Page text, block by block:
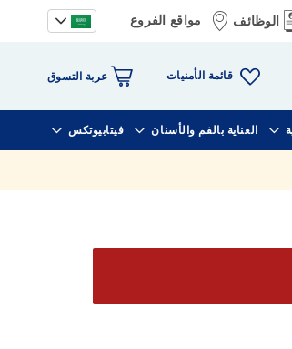
الوظائف مواقع الفروع
قائمة الأمنيات عربة التسوق
العناية بالفم والأسنان فيتابيوتكس